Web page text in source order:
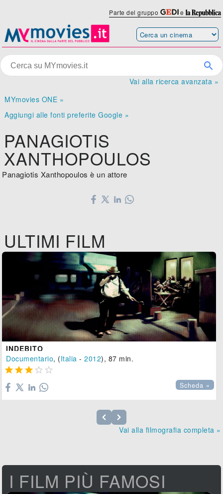
Parte del gruppo e
Vai alla ricerca avanzata »
MYmovies ONE »
Aggiungi alle fonti preferite Google »
PANAGIOTIS
XANTHOPOULOS
Panagiotis Xanthopoulos è un attore
ULTIMI FILM
INDEBITO
Documentario, (Italia -2012), 87 min.
    
Scheda »
Vai alla filmografia completa »
I FILM PIÙ FAMOSI